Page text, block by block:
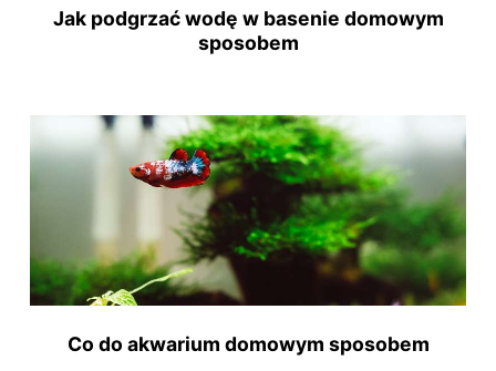
Jak podgrzać wodę w basenie domowym
sposobem
Co do akwarium domowym sposobem